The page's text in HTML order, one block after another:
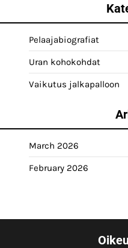
Pelaajabiografiat
Uran kohokohdat
Vaikutus jalkapalloon
March 2026
February 2026